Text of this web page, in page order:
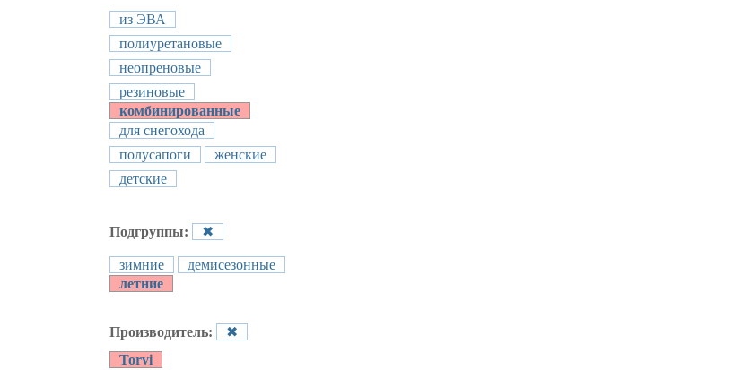
из ЭВА
полиуретановые
неопреновые
резиновые
комбинированные
для снегохода
полусапоги
женские
детские
Подгруппы: ✖
зимние
демисезонные
летние
Производитель:
✖
Torvi